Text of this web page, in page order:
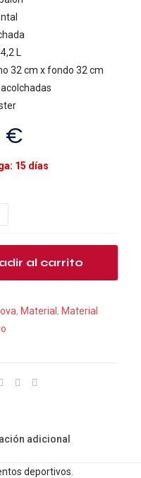
L
32 cm x fondo 32 cm
€
15 días
al carrito
, Material , Material
adicional
deportivos.